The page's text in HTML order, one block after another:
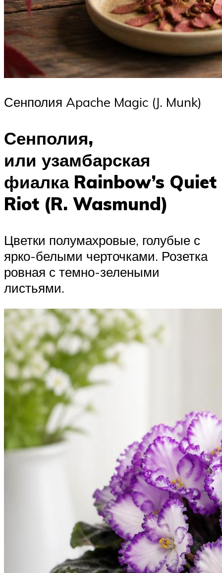
Сенполия Apache Magic (J. Munk)
Сенполия,
или узамбарская
фиалка Rainbow’s Quiet
Riot (R. Wasmund)
Цветки полумахровые, голубые с
ярко-белыми черточками. Розетка
ровная с темно-зелеными
листьями.